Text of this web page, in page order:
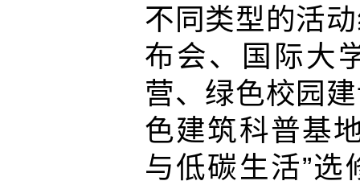
不同类型的活
布会、国际大
营、绿色校园
色建筑科普基
与低碳生活”